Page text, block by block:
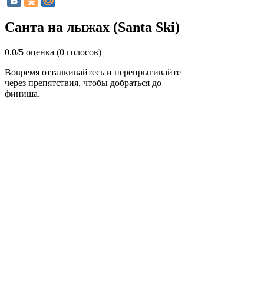
Санта на лыжах (Santa Ski)
0.0/5 оценка (0 голосов)
Вовремя отталкивайтесь и перепрыгивайте
через препятствия, чтобы добраться до
финиша.